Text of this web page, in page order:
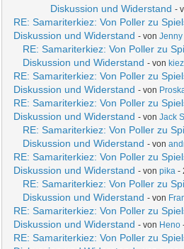
Diskussion und Widerstand -
RE: Samariterkiez: Von Poller zu
Diskussion und Widerstand - vonJenny
RE: Samariterkiez: Von Poller zu
Diskussion und Widerstand - von
RE: Samariterkiez: Von Poller zu
Diskussion und Widerstand - von
RE: Samariterkiez: Von Poller zu
Diskussion und Widerstand - vonJack
RE: Samariterkiez: Von Poller zu
Diskussion und Widerstand - von
RE: Samariterkiez: Von Poller zu
Diskussion und Widerstand - vonpika -
RE: Samariterkiez: Von Poller zu
Diskussion und Widerstand - von
RE: Samariterkiez: Von Poller zu
Diskussion und Widerstand - von Heno
RE: Samariterkiez: Von Poller zu